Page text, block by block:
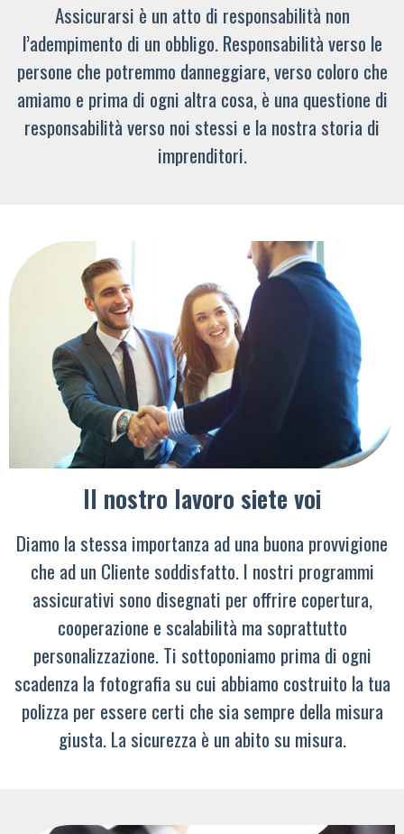
Assicurarsi è un atto di responsabilità non
l’adempimento di un obbligo. Responsabilità verso le
persone che potremmo danneggiare, verso coloro che
amiamo e prima di ogni altra cosa, è una questione di
responsabilità verso noi stessi e la nostra storia di
imprenditori.
Il nostro lavoro siete voi
Diamo la stessa importanza ad una buona provvigione
che ad un Cliente soddisfatto. I nostri programmi
assicurativi sono disegnati per offrire copertura,
cooperazione e scalabilità ma soprattutto
personalizzazione. Ti sottoponiamo prima di ogni
scadenza la fotografia su cui abbiamo costruito la tua
polizza per essere certi che sia sempre della misura
giusta. La sicurezza è un abito su misura.